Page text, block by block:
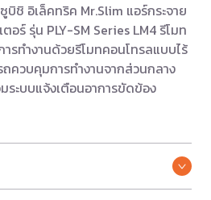
บิชิ อิเล็คทริค Mr.Slim แอร์กระจาย
อร์ รุ่น PLY-SM Series LM4 รีโมท
รทำงานด้วยรีโมทคอนโทรลแบบไร้
ควบคุมการทำงานจากส่วนกลาง
ะบบแจ้งเตือนอาการขัดข้อง